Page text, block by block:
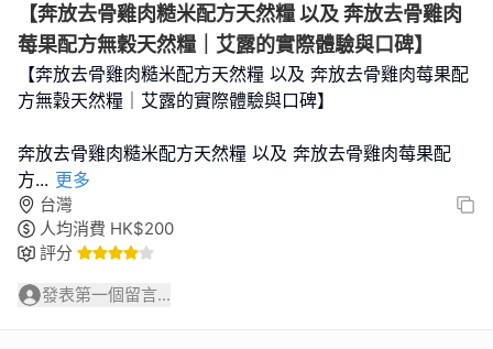
【奔放去骨雞肉糙米配方天然糧 以及 奔放去骨雞肉
莓果配方無穀天然糧｜艾露的實際體驗與口碑】
【奔放去骨雞肉糙米配方天然糧 以及 奔放去骨雞肉莓果配
方無穀天然糧｜艾露的實際體驗與口碑】
奔放去骨雞肉糙米配方天然糧 以及 奔放去骨雞肉莓果配
方... 更多
台灣
人均消費 HK$200
評分
發表第一個留言...